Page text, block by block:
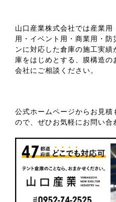
山口産業株式会社では産業
用・イベント用・商業用・
ンに対応した倉庫の施工実
庫をはじめとする、膜構造
会社にご相談ください。
公式ホームページからお見積
ので、ぜひお気軽にお問い合